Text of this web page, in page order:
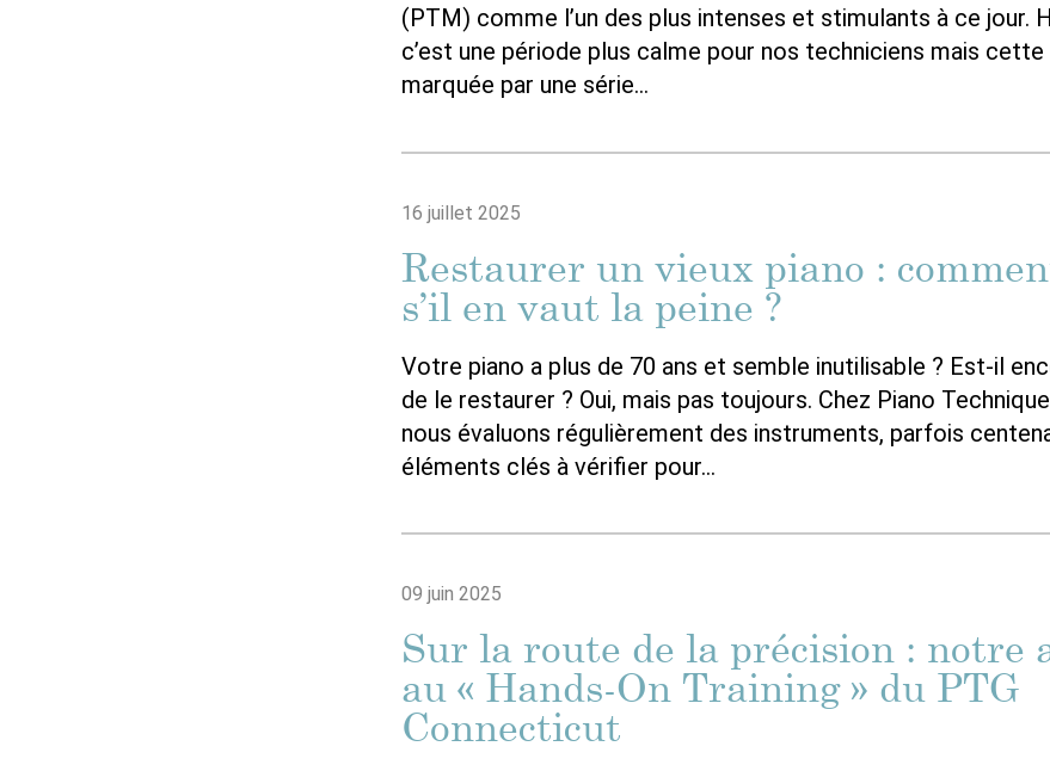
(PTM) comme l’un des plus intenses et stimulants à ce jour.
c’est une période plus calme pour nos techniciens mais cette
marquée par une série…
16 juillet 2025
Restaurer un vieux piano :
s’il en vaut la peine ?
Votre piano a plus de 70 ans et semble inutilisable ? Est-il
de le restaurer ? Oui, mais pas toujours. Chez Piano
nous évaluons régulièrement des instruments, parfois
éléments clés à vérifier pour…
09 juin 2025
Sur la route de la précision : notre
au « Hands-On Training » du PTG
Connecticut